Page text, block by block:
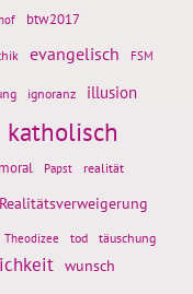
btw2017
evangelisch FSM
ignoranz illusion
katholisch
moral Papst realität
Realitätsverweigerung
Theodizee tod täuschung
wunsch